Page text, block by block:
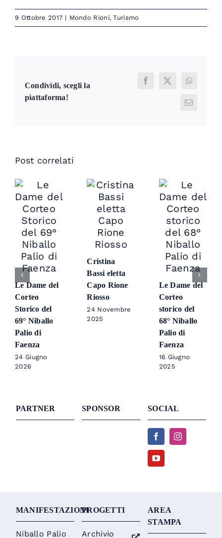
9 Ottobre 2017 | Mondo Rioni,Turismo
Condividi, scegli la
piattaforma!
Facebook
X
Email
Post correlati
Le Dame del
Corteo
Storico del
69° Niballo
Palio di
Faenza
24 Giugno
2026
Cristina
Bassi eletta
Capo Rione
Riosso
24 Novembre
2025
Le Dame del
Corteo
storico del
68° Niballo
Palio di
Faenza
16 Giugno
2025
PARTNER SPONSOR SOCIAL
MANIFESTAZIONI
Niballo Palio
PROGETTI
Archivio
AREA
STAMPA